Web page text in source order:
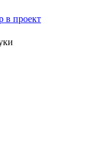
в проект